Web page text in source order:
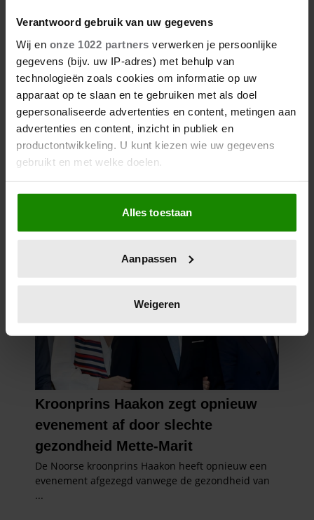
Verantwoord gebruik van uw gegevens
Wij en onze 1022 partners verwerken je persoonlijke
gegevens (bijv. uw IP-adres) met behulp van
technologieën zoals cookies om informatie op uw
apparaat op te slaan en te gebruiken met als doel
gepersonaliseerde advertenties en content, metingen aan
advertenties en content, inzicht in publiek en
productontwikkeling. U kunt kiezen wie uw gegevens
gebruikt en met welke doelen.
Als u het toestaat, willen we ook graag:
Informatie verzamelen over uw geografische
locatie, die tot een paar meter nauwkeurig kan zijn
scannen op specifieke eigenschappen (fingerprinting)
verwerkt en stel uw voorkeuren in het
intrekken in de Cookieverklaring.
We gebruiken cookies om content en advertenties te
personaliseren, om functies voor social media te bieden
en om ons websiteverkeer te analyseren. Ook delen we
informatie over uw gebruik van onze site met onze
partners kunnen deze gegevens combineren met andere
informatie die u aan ze heeft verstrekt of die ze hebben
verzameld op basis van uw gebruik van hun services. U
gaat akkoord met onze cookies als u onze website blijft
Alles toestaan
Aanpassen
Weigeren